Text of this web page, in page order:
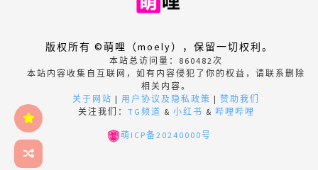
版权所有 ©萌哩（moely），保留一切权利。
本站总访问量： 860482次
本站内容收集自互联网，如有内容侵犯了你的权益，请联系删除
相关内容。
关于网站 | 用户协议及隐私政策 | 赞助我们
关注我们： TG频道 & 小红书 & 哔哩哔哩
萌ICP备20240000号